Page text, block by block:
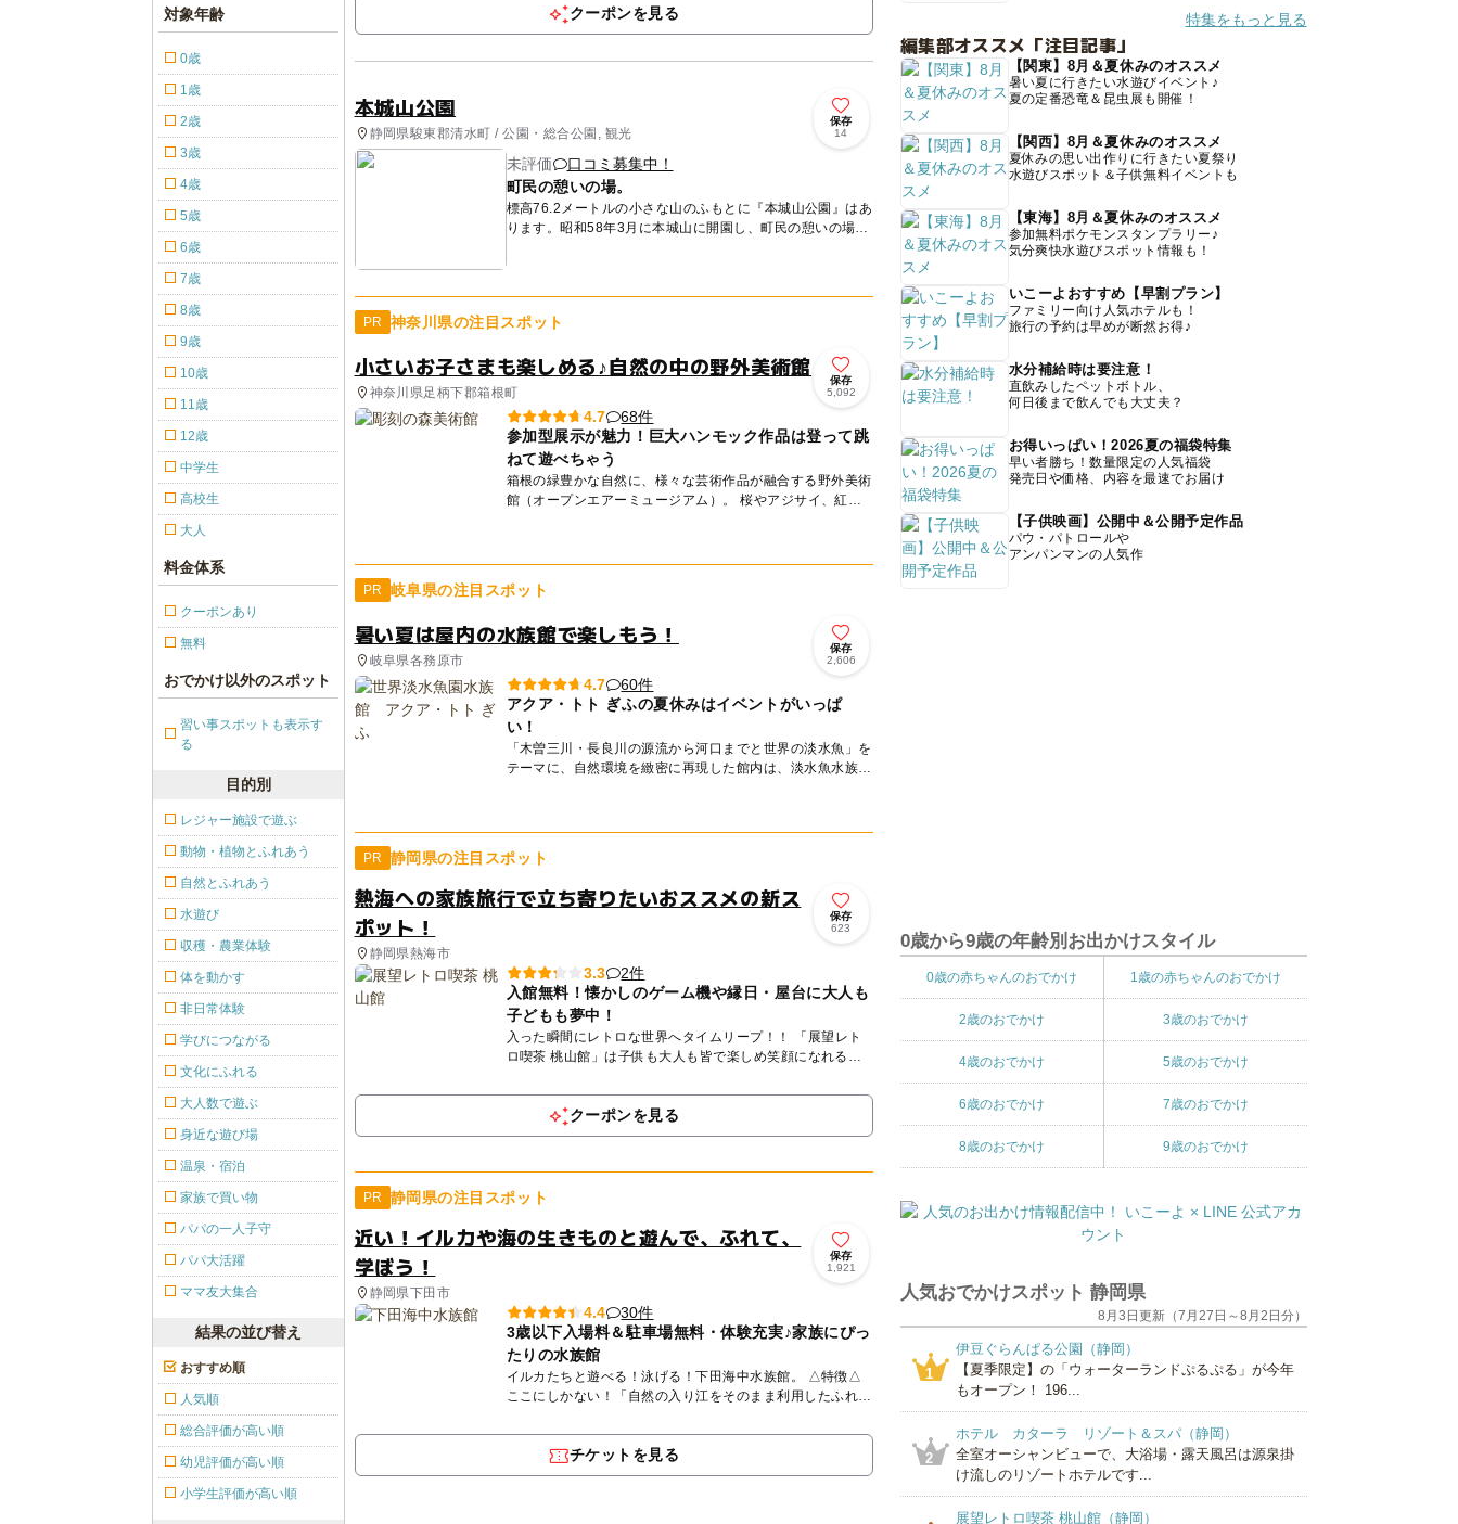
クーポンを見る
本城山公園
静岡県駿東郡清水町 / 公園・総合公園, 観光
保存
14
未評価
口コミ募集中！
町民の憩いの場。
標高76.2メートルの小さな山のふもとに『本城山公園』はあ
ります。昭和58年3月に本城山に開園し、町民の憩いの場と
に北条...
PR 神奈川県の注目スポット
小さいお子さまも楽しめる♪自然の中の野外美術館
神奈川県足柄下郡箱根町
保存
5,092
4.7
68件
参加型展示が魅力！巨大ハンモック作品は登って跳
ねて遊べちゃう
箱根の緑豊かな自然に、様々な芸術作品が融合する野外美術
館（オープンエアーミュージアム）。 桜やアジサイ、紅葉
PR 岐阜県の注目スポット
暑い夏は屋内の水族館で楽しもう！
岐阜県各務原市
保存
2,606
4.7
60件
アクア・トト ぎふの夏休みはイベントがいっぱ
い！
「木曽三川・長良川の源流から河口までと世界の淡水魚」を
テーマに、自然環境を緻密に再現した館内は、淡水魚水族館
PR 静岡県の注目スポット
熱海への家族旅行で立ち寄りたいおススメの新ス
ポット！
静岡県熱海市
保存
623
3.3
2件
入館無料！懐かしのゲーム機や縁日・屋台に大人も
子どもも夢中！
入った瞬間にレトロな世界へタイムリープ！！ 「展望レト
ロ喫茶 桃山館」は子供も大人も皆で楽しめ笑顔になれる、
口...
クーポンを見る
PR 静岡県の注目スポット
近い！イルカや海の生きものと遊んで、ふれて、
学ぼう！
静岡県下田市
保存
1,921
4.4
30件
3歳以下入場料＆駐車場無料・体験充実♪家族にぴっ
たりの水族館
イルカたちと遊べる！泳げる！下田海中水族館。 △特徴△
ここにしかない！「自然の入り江をそのまま利用したふれあ
た...
チケットを見る
対象年齢
0歳
1歳
2歳
3歳
4歳
5歳
6歳
7歳
8歳
9歳
10歳
11歳
12歳
中学生
高校生
大人
料金体系
クーポンあり
無料
おでかけ以外のスポット
習い事スポットも表示す
る
目的別
レジャー施設で遊ぶ
動物・植物とふれあう
自然とふれあう
水遊び
収穫・農業体験
体を動かす
非日常体験
学びにつながる
文化にふれる
大人数で遊ぶ
身近な遊び場
温泉・宿泊
家族で買い物
パパの一人子守
パパ大活躍
ママ友大集合
結果の並び替え
おすすめ順
人気順
総合評価が高い順
幼児評価が高い順
小学生評価が高い順
特集をもっと見る
編集部オススメ「注目記事」
【関東】8月＆夏休みのオススメ
暑い夏に行きたい水遊びイベント♪
夏の定番恐竜＆昆虫展も開催！
【関西】8月＆夏休みのオススメ
夏休みの思い出作りに行きたい夏祭り
水遊びスポット＆子供無料イベントも
【東海】8月＆夏休みのオススメ
参加無料ポケモンスタンプラリー♪
気分爽快水遊びスポット情報も！
いこーよおすすめ【早割プラン】
ファミリー向け人気ホテルも！
旅行の予約は早めが断然お得♪
水分補給時は要注意！
直飲みしたペットボトル、
何日後まで飲んでも大丈夫？
お得いっぱい！2026夏の福袋特集
早い者勝ち！数量限定の人気福袋
発売日や価格、内容を最速でお届け
【子供映画】公開中＆公開予定作品
パウ・パトロールや
アンパンマンの人気作
0歳から9歳の年齢別お出かけスタイル
0歳の赤ちゃんのおでかけ 1歳の赤ちゃんのおでかけ
2歳のおでかけ 3歳のおでかけ
4歳のおでかけ 5歳のおでかけ
6歳のおでかけ 7歳のおでかけ
8歳のおでかけ 9歳のおでかけ
人気おでかけスポット 静岡県
8月3日更新（7月27日～8月2日分）
1
伊豆ぐらんぱる公園（静岡）
【夏季限定】の「ウォーターランドぷるぷる」が今年
もオープン！ 196...
2
ホテル カターラ リゾート＆スパ（静岡）
全室オーシャンビューで、大浴場・露天風呂は源泉掛
け流しのリゾートホテルです...
展望レトロ喫茶 桃山館（静岡）